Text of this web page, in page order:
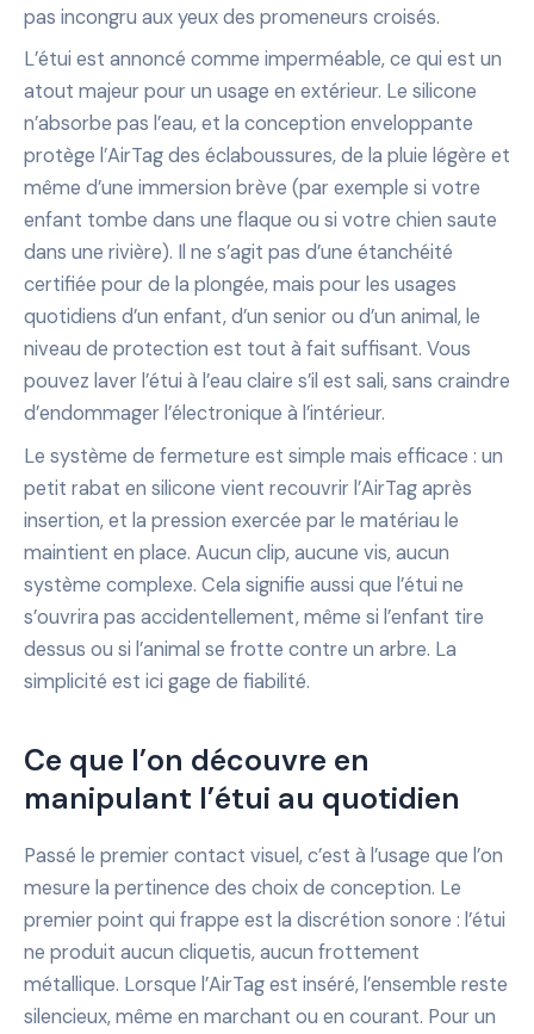
pas incongru aux yeux des promeneurs croisés.
L’étui est annoncé comme imperméable, ce qui est un
atout majeur pour un usage en extérieur. Le silicone
n’absorbe pas l’eau, et la conception enveloppante
protège l’AirTag des éclaboussures, de la pluie légère et
même d’une immersion brève (par exemple si votre
enfant tombe dans une flaque ou si votre chien saute
dans une rivière). Il ne s’agit pas d’une étanchéité
certifiée pour de la plongée, mais pour les usages
quotidiens d’un enfant, d’un senior ou d’un animal, le
niveau de protection est tout à fait suffisant. Vous
pouvez laver l’étui à l’eau claire s’il est sali, sans craindre
d’endommager l’électronique à l’intérieur.
Le système de fermeture est simple mais efficace : un
petit rabat en silicone vient recouvrir l’AirTag après
insertion, et la pression exercée par le matériau le
maintient en place. Aucun clip, aucune vis, aucun
système complexe. Cela signifie aussi que l’étui ne
s’ouvrira pas accidentellement, même si l’enfant tire
dessus ou si l’animal se frotte contre un arbre. La
simplicité est ici gage de fiabilité.
Ce que l’on découvre en
manipulant l’étui au quotidien
Passé le premier contact visuel, c’est à l’usage que l’on
mesure la pertinence des choix de conception. Le
premier point qui frappe est la discrétion sonore : l’étui
ne produit aucun cliquetis, aucun frottement
métallique. Lorsque l’AirTag est inséré, l’ensemble reste
silencieux, même en marchant ou en courant. Pour un